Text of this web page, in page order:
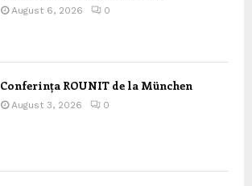
August 6, 2026 0
Conferința ROUNIT de la München
August 3, 2026 0